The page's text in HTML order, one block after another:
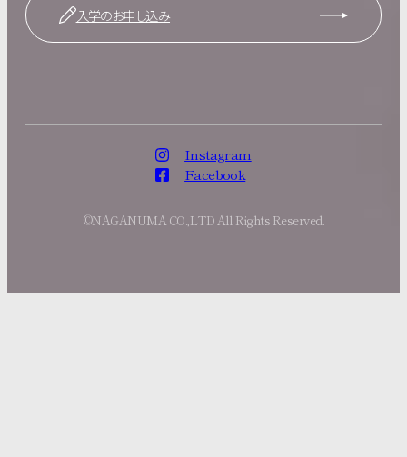
入学のお申し込み
Instagram
Facebook
©NAGANUMA CO.,LTD All Rights Reserved.